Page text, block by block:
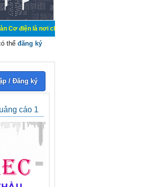
nơi chia sẽ kiến thức kinh nghiệm trong lãnh
thể đăng ký
/ Đăng ký
cáo 1